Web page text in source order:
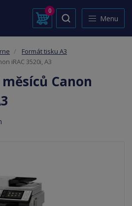
0
Menu
Formát tisku A3
iRAC 3520i, A3
Canon